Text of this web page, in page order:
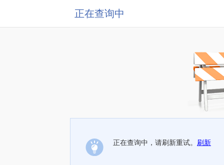
正在查询中
正在查询中，请刷新重试。 刷新